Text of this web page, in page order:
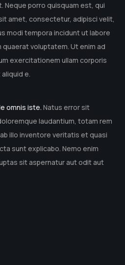
Neque porro quisquam est, qui
amet, consectetur, adipisci velit,
modi tempora incidunt ut labore
voluptatem. Ut enim ad
exercitationem ullam corporis
e.
omnis iste. Natus error sit
laudantium, totam rem
illo inventore veritatis et quasi
sunt explicabo. Nemo enim
sit aspernatur aut odit aut